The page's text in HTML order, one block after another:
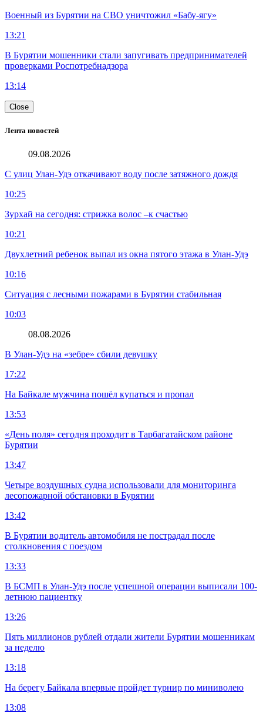
Военный из Бурятии на СВО уничтожил «Бабу-ягу»
13:21
В Бурятии мошенники стали запугивать предпринимателей
проверками Роспотребнадзора
13:14
Close
Лента новостей
09.08.2026
С улиц Улан-Удэ откачивают воду после затяжного дождя
10:25
Зурхай на сегодня: стрижка волос –к счастью
10:21
Двухлетний ребенок выпал из окна пятого этажа в Улан-Удэ
10:16
Ситуация с лесными пожарами в Бурятии стабильная
10:03
08.08.2026
В Улан-Удэ на «зебре» сбили девушку
17:22
На Байкале мужчина пошёл купаться и пропал
13:53
«День поля» сегодня проходит в Тарбагатайском районе
Бурятии
13:47
Четыре воздушных судна использовали для мониторинга
лесопожарной обстановки в Бурятии
13:42
В Бурятии водитель автомобиля не пострадал после
столкновения с поездом
13:33
В БСМП в Улан-Удэ после успешной операции выписали 100-
летнюю пациентку
13:26
Пять миллионов рублей отдали жители Бурятии мошенникам
за неделю
13:18
На берегу Байкала впервые пройдет турнир по миниволею
13:08